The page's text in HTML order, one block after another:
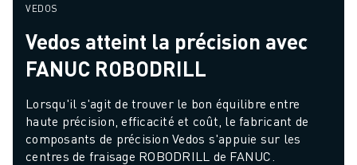
VEDOS
Vedos atteint la précision avec
FANUC ROBODRILL
Lorsqu'il s'agit de trouver le bon équilibre entre
haute précision, efficacité et coût, le fabricant de
composants de précision Vedos s'appuie sur les
centres de fraisage ROBODRILL de FANUC.